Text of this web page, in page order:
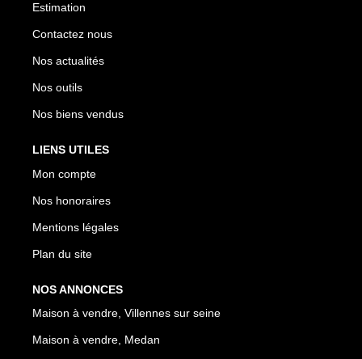
Estimation
Contactez nous
Nos actualités
Nos outils
Nos biens vendus
LIENS UTILES
Mon compte
Nos honoraires
Mentions légales
Plan du site
NOS ANNONCES
Maison à vendre, Villennes sur seine
Maison à vendre, Medan